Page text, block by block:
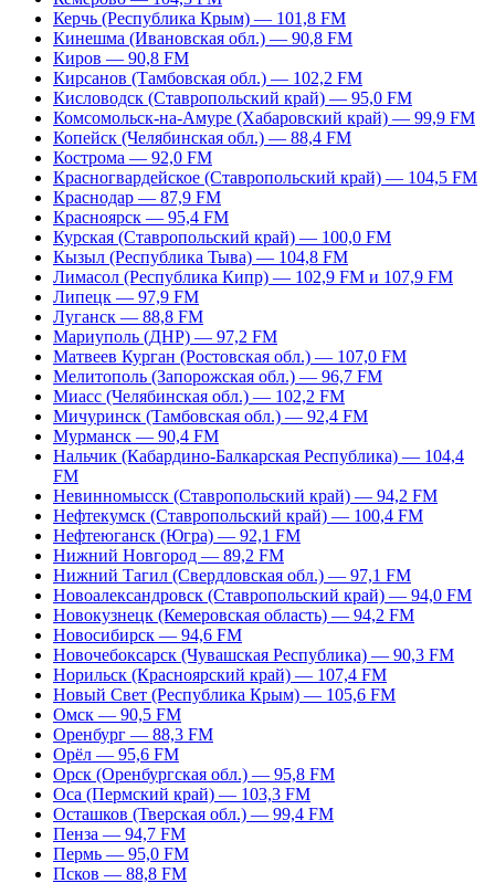
Керчь (Республика Крым) — 101,8 FM
Кинешма (Ивановская обл.) — 90,8 FM
Киров — 90,8 FM
Кирсанов (Тамбовская обл.) — 102,2 FM
Кисловодск (Ставропольский край) — 95,0 FM
Комсомольск-на-Амуре (Хабаровский край) — 99,9 FM
Копейск (Челябинская обл.) — 88,4 FM
Кострома — 92,0 FM
Красногвардейское (Ставропольский край) — 104,5 FM
Краснодар — 87,9 FM
Красноярск — 95,4 FM
Курская (Ставропольский край) — 100,0 FM
Кызыл (Республика Тыва) — 104,8 FM
Лимасол (Республика Кипр) — 102,9 FM и 107,9 FM
Липецк — 97,9 FM
Луганск — 88,8 FM
Мариуполь (ДНР) — 97,2 FM
Матвеев Курган (Ростовская обл.) — 107,0 FM
Мелитополь (Запорожская обл.) — 96,7 FM
Миасс (Челябинская обл.) — 102,2 FM
Мичуринск (Тамбовская обл.) — 92,4 FM
Мурманск — 90,4 FM
Нальчик (Кабардино-Балкарская Республика) — 104,4
FM
Невинномысск (Ставропольский край) — 94,2 FM
Нефтекумск (Ставропольский край) — 100,4 FM
Нефтеюганск (Югра) — 92,1 FM
Нижний Новгород — 89,2 FM
Нижний Тагил (Свердловская обл.) — 97,1 FM
Новоалександровск (Ставропольский край) — 94,0 FM
Новокузнецк (Кемеровская область) — 94,2 FM
Новосибирск — 94,6 FM
Новочебоксарск (Чувашская Республика) — 90,3 FM
Норильск (Красноярский край) — 107,4 FM
Новый Свет (Республика Крым) — 105,6 FM
Омск — 90,5 FM
Оренбург — 88,3 FM
Орёл — 95,6 FM
Орск (Оренбургская обл.) — 95,8 FM
Оса (Пермский край) — 103,3 FM
Осташков (Тверская обл.) — 99,4 FM
Пенза — 94,7 FM
Пермь — 95,0 FM
Псков — 88,8 FM